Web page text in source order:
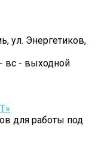
ул. Энергетиков,
вс - выходной
для работы под